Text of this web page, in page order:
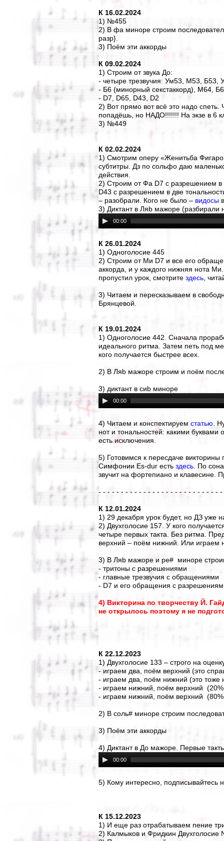
К 16.02.2024
1) №455
2) В фа миноре строим
разр}.
3) Поём эти аккорды
К 09.02.2024
1) Строим от звука До:
- четыре трезвучия: Ум53, М53, Б53,
- Б6 (минорный секстаккорд), М64,
- D7, D65, D43, D2
2) Вот прямо вот всё это надо
попадёшь, но НАДО!!!!!!! На экзе в 6
3) №449
К 02.02.2024
1) Смотрим оперу «Женитьба
субтитры. Дз по сольфо даю
действия.
2) Строим от Фа D7 с разрешением в
D43 с разрешением в две
– разобрали. Кого не было – видосы
3) Диктант в Ляb мажоре (разбирали
00:00
К 26.01.2024
1) Одноголосие 445
2) Строим от Ми D7 и все его
аккорда, и у каждого нижняя нота
пропустил урок, смотрите здесь ,
3) Читаем и пересказываем в
Брянцевой.
К 19.01.2024
1) Одноголосие 442. Сначала
идеального ритма. Затем петь под
кого получается быстрее всех.
2) В Ляb мажоре строим и поём
3) диктант в сиb миноре
00:00
4) Читаем и конспектируем статью .
нот и тональностей: какими
есть исключения.
5) Готовимся к пересдаче
Симфонии Es-dur есть здесь . По
звучит на фортепиано и клавесине.
- - - - - - - - - - - - - - - - - - - - - - - - - - -
К 12.01.2024
1) 29 декабря урок будет, но ДЗ уже
2) Двухголосие 157. У кого
четыре первых такта. Без ритма.
верхний – поём нижний. Или
3) В Ляb мажоре и ре# миноре
- тритоны с разрешениями
- главные трезвучия с обращениями
- D7 и его обращения с
4) Викторина по творчеству Й.
не открылось поэтому я не
К 22.12.2023
1) Двухголосие 133 – строго на
- играем два, поём верхний (это
- играем два, поём нижний (это тоже
- играем нижний, поём верхний
- играем нижний, поём верхний
2) В соль# миноре строим
3) Поём эти аккорды
4) Диктант в До мажоре. Первые
00:00
5) Кому интересно, подписывайтесь
К 15.12.2023
1) И еще раз отрабатываем пение
2) Калмыков и Фридкин